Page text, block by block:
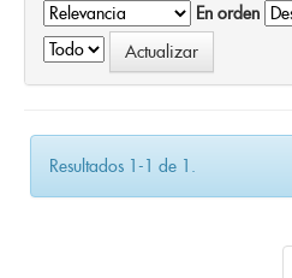
En orden
Resultados 1-1 de 1.